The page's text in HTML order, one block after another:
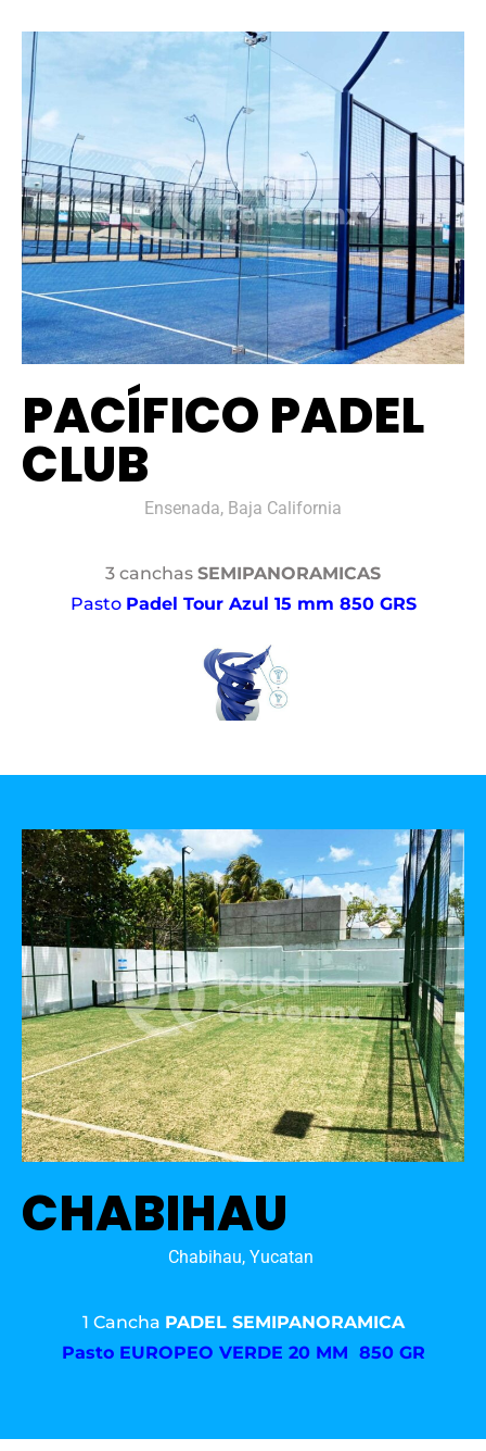
PACÍFICO PADEL
CLUB
Ensenada, Baja California
3 canchas SEMIPANORAMICAS
Pasto Padel Tour Azul 15 mm 850 GRS
CHABIHAU
Chabihau, Yucatan
1 Cancha PADEL SEMIPANORAMICA
Pasto EUROPEO VERDE 20 MM 850 GR